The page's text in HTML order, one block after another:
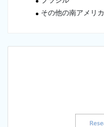
その他の南アメリカ